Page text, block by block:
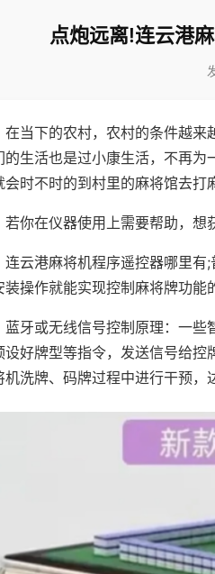
点炮远离!连云港
在当下的农村，农村的条件越来
的生活也是过小康生活，不再
会时不时的到村里的麻将馆去打
若你在仪器使用上需要帮助，想
连云港麻将机程序遥控器哪里有
装操作就能实现控制麻将牌功能
蓝牙或无线信号控制原理：一
设好牌型等指令，发送信号给
机洗牌、码牌过程中进行干预，